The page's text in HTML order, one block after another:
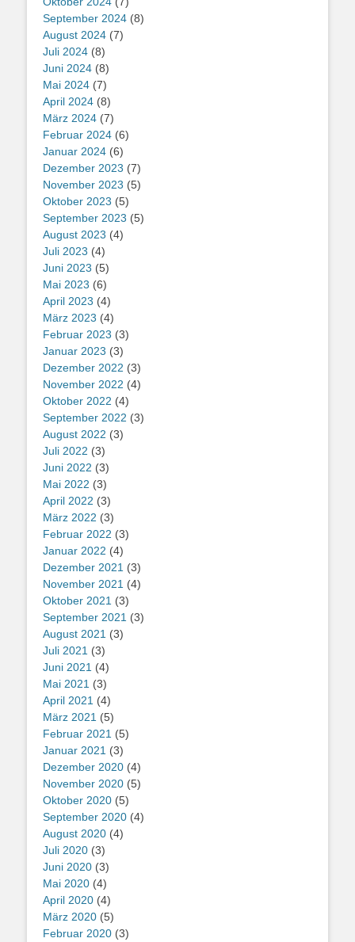
September 2024 (8)
August 2024 (7)
Juli 2024 (8)
Juni 2024 (8)
Mai 2024 (7)
April 2024 (8)
März 2024 (7)
Februar 2024 (6)
Januar 2024 (6)
Dezember 2023 (7)
November 2023 (5)
Oktober 2023 (5)
September 2023 (5)
August 2023 (4)
Juli 2023 (4)
Juni 2023 (5)
Mai 2023 (6)
April 2023 (4)
März 2023 (4)
Februar 2023 (3)
Januar 2023 (3)
Dezember 2022 (3)
November 2022 (4)
Oktober 2022 (4)
September 2022 (3)
August 2022 (3)
Juli 2022 (3)
Juni 2022 (3)
Mai 2022 (3)
April 2022 (3)
März 2022 (3)
Februar 2022 (3)
Januar 2022 (4)
Dezember 2021 (3)
November 2021 (4)
Oktober 2021 (3)
September 2021 (3)
August 2021 (3)
Juli 2021 (3)
Juni 2021 (4)
Mai 2021 (3)
April 2021 (4)
März 2021 (5)
Februar 2021 (5)
Januar 2021 (3)
Dezember 2020 (4)
November 2020 (5)
Oktober 2020 (5)
September 2020 (4)
August 2020 (4)
Juli 2020 (3)
Juni 2020 (3)
Mai 2020 (4)
April 2020 (4)
März 2020 (5)
Februar 2020 (3)